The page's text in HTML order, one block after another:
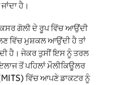
ਹੈ।
ਗੋਲੀ ਦੇ ਰੂਪ ਵਿੱਚ ਆਉਂਦੀ
ਵਿੱਚ ਮੁਸ਼ਕਲ ਆਉਂਦੀ ਹੈ ਤਾਂ
ਹੈ। ਜੇਕਰ ਤੁਸੀਂ ਇਸ ਨੂੰ ਤਰਲ
ਤੋਂ ਪਹਿਲਾਂ ਮੌਲੀਕਿਊਲਰ
ਵਿੱਚ ਆਪਣੇ ਡਾਕਟਰ ਨੂੰ